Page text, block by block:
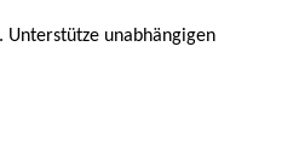
Unterstütze unabhängigen